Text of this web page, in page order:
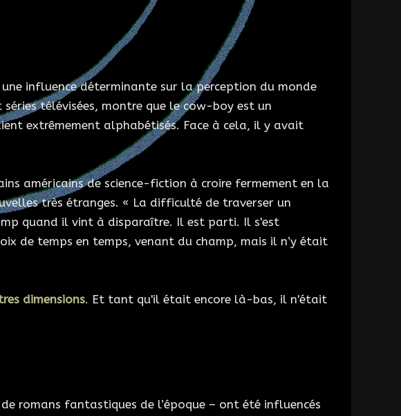
influence déterminante sur la perception du monde
séries télévisées, montre que le cow-boy est un
extrêmement alphabétisés. Face à cela, il y avait
américains de science-fiction à croire fermement en la
très étranges. « La difficulté de traverser un
quand il vint à disparaître. Il est parti. Il s'est
de temps en temps, venant du champ, mais il n’y était
dimensions. Et tant qu'il était encore là-bas, il n'était
romans fantastiques de l’époque – ont été influencés